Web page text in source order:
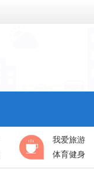
我爱旅游
体育健身